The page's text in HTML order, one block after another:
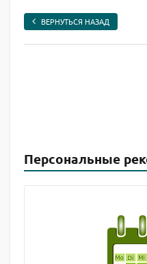
ВЕРНУТЬСЯ НАЗАД
Персональные